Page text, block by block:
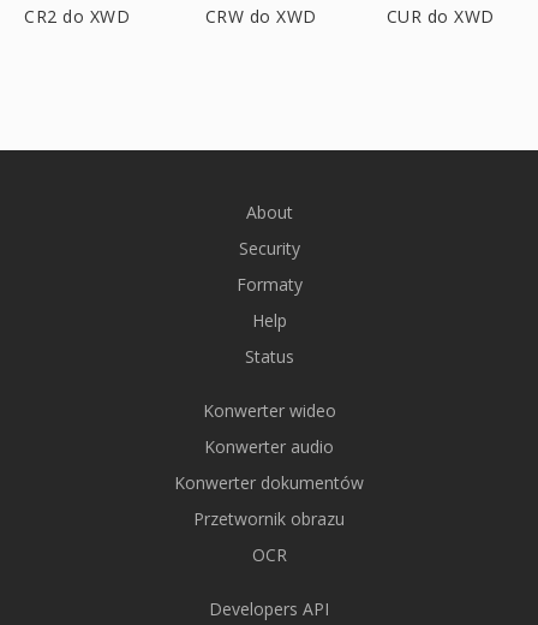
CR2 do XWD CRW do XWD CUR do XWD
About
Security
Formaty
Help
Status
Konwerter wideo
Konwerter audio
Konwerter dokumentów
Przetwornik obrazu
OCR
Developers API